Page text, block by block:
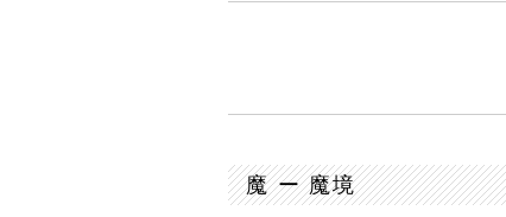
魔 ー 魔境